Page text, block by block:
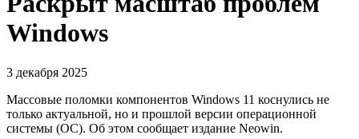
Windows
3 декабря 2025
Массовые поломки компонентов Windows 11 коснулись не
только актуальной, но и прошлой версии операционной
системы (ОС). Об этом сообщает издание Neowin.